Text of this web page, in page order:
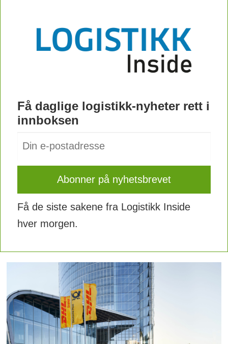
Få daglige logistikk-nyheter rett i
innboksen
Få de siste sakene fra Logistikk Inside
hver morgen.